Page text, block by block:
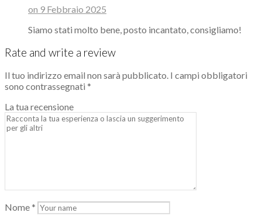
on 9 Febbraio 2025
Siamo stati molto bene, posto incantato, consigliamo!
Rate and write a review
Il tuo indirizzo email non sarà pubblicato. I campi obbligatori
sono contrassegnati *
La tua recensione
Nome*